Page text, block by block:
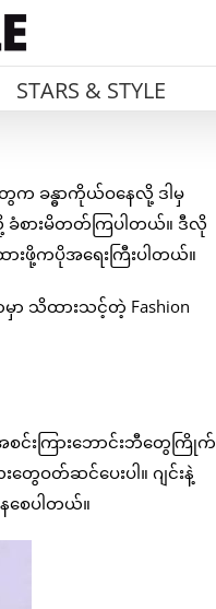
STARS & STYLE
က ခန္ဓာကိုယ်ဝနေလို့ ဒါမှ
စားမိတတ်ကြပါတယ်။ ဒီလို
ကပိုအရေးကြီးပါတယ်။
သိထားသင့်တဲ့ Fashion
င်းကြားဘောင်းဘီတွေကြိုက်
တ်ဆင်ပေးပါ။ ဂျင်းနဲ့
စေပါတယ်။